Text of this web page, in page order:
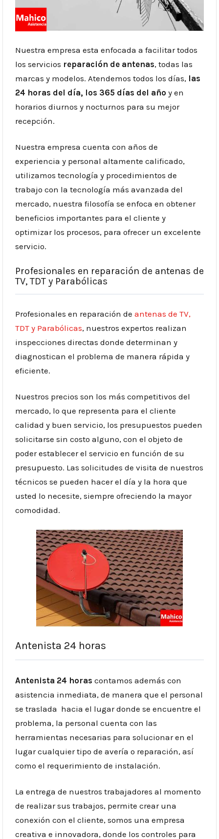
Nuestra empresa esta enfocada a facilitar todos
los servicios reparación de antenas, todas las
marcas y modelos. Atendemos todos los días, las
24 horas del día, los 365 días del año y en
horarios diurnos y nocturnos para su mejor
recepción.
Nuestra empresa cuenta con años de
experiencia y personal altamente calificado,
utilizamos tecnología y procedimientos de
trabajo con la tecnología más avanzada del
mercado, nuestra filosofía se enfoca en obtener
beneficios importantes para el cliente y
optimizar los procesos, para ofrecer un excelente
servicio.
Profesionales en reparación de antenas de
TV, TDT y Parabólicas
Profesionales en reparación de antenas de TV,
TDT y Parabólicas, nuestros expertos realizan
inspecciones directas donde determinan y
diagnostican el problema de manera rápida y
eficiente.
Nuestros precios son los más competitivos del
mercado, lo que representa para el cliente
calidad y buen servicio, los presupuestos pueden
solicitarse sin costo alguno, con el objeto de
poder establecer el servicio en función de su
presupuesto. Las solicitudes de visita de nuestros
técnicos se pueden hacer el día y la hora que
usted lo necesite, siempre ofreciendo la mayor
comodidad.
Antenista 24 horas
Antenista 24 horas contamos además con
asistencia inmediata, de manera que el personal
se traslada hacia el lugar donde se encuentre el
problema, la personal cuenta con las
herramientas necesarias para solucionar en el
lugar cualquier tipo de avería o reparación, así
como el requerimiento de instalación.
La entrega de nuestros trabajadores al momento
de realizar sus trabajos, permite crear una
conexión con el cliente, somos una empresa
creativa e innovadora, donde los controles para